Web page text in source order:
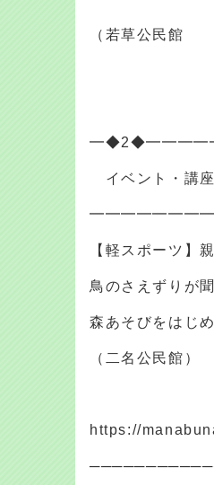
（若草公民館
イベント・講
【軽スポーツ】
鳥のさえずりが
森あそびをはじ
（二名公民館）
https://